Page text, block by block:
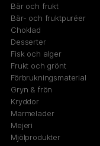
Bär och frukt
Bär- och fruktpuréer
Choklad
Desserter
Fisk och alger
Frukt och grönt
Förbrukningsmaterial
Gryn & frön
Kryddor
Marmelader
Mejeri
Mjölprodukter